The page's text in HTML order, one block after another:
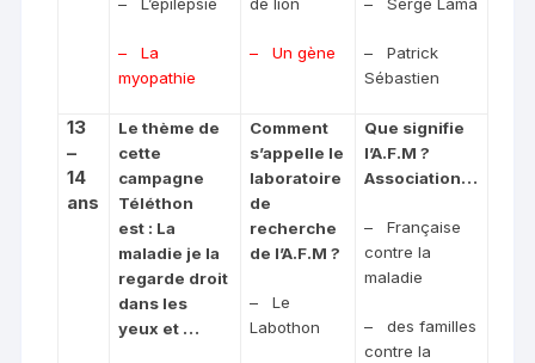
–
La
myopathie
– Un gène –
Patrick
Sébastien
13
–
14
ans
Le thème de
cette
campagne
Téléthon
est : La
maladie je la
regarde droit
dans les
yeux et …
Comment
s’appelle le
laboratoire
de
recherche
de l’A.F.M ?
–
Le
Labothon
Que signifie
l’A.F.M ?
Association…
–
Française
contre la
maladie
–
des familles
contre la